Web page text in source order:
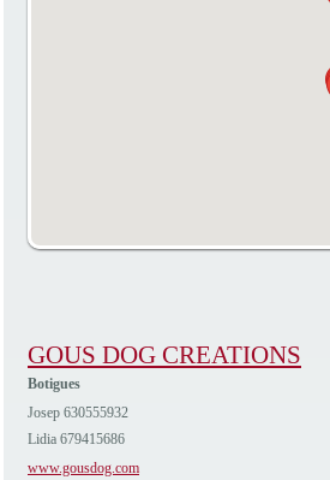
GOUS DOG CREATIONS
Botigues
Josep 630555932
Lidia 679415686
www.gousdog.com